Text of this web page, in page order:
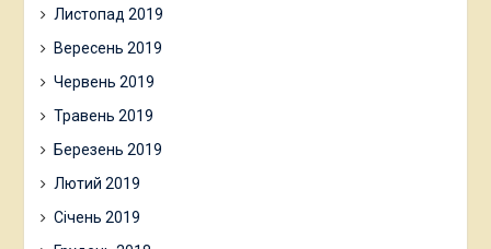
Листопад 2019
Вересень 2019
Червень 2019
Травень 2019
Березень 2019
Лютий 2019
Січень 2019